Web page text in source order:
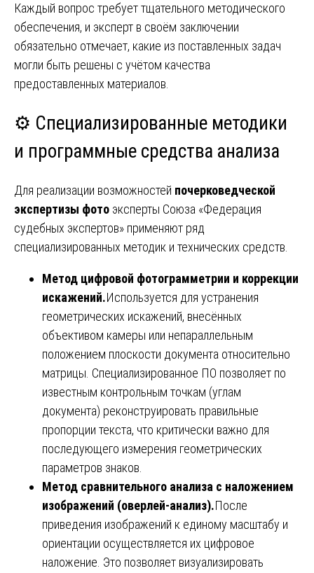
Каждый вопрос требует тщательного методического
обеспечения, и эксперт в своём заключении
обязательно отмечает, какие из поставленных задач
могли быть решены с учётом качества
предоставленных материалов.
⚙️ Специализированные методики
и программные средства анализа
Для реализации возможностей почерковедческой
экспертизы фото эксперты Союза «Федерация
судебных экспертов» применяют ряд
специализированных методик и технических средств.
Метод цифровой фотограмметрии и коррекции
искажений.Используется для устранения
геометрических искажений, внесённых
объективом камеры или непараллельным
положением плоскости документа относительно
матрицы. Специализированное ПО позволяет по
известным контрольным точкам (углам
документа) реконструировать правильные
пропорции текста, что критически важно для
последующего измерения геометрических
параметров знаков.
Метод сравнительного анализа с наложением
изображений (оверлей-анализ).После
приведения изображений к единому масштабу и
ориентации осуществляется их цифровое
наложение. Это позволяет визуализировать